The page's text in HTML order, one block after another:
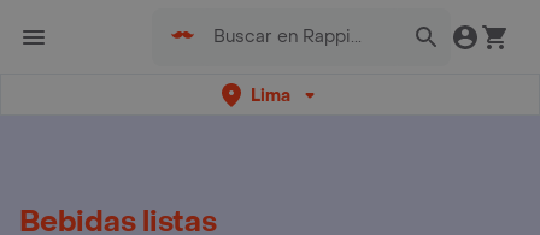
Lima
Bebidas listas